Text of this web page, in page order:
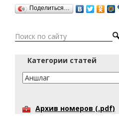
Поделиться…
Категории статей
Архив номеров (.pdf)